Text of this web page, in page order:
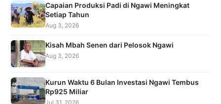
Capaian Produksi Padi di Ngawi Meningkat
Setiap Tahun
Aug 3, 2026
Kisah Mbah Senen dari Pelosok Ngawi
Aug 3, 2026
Kurun Waktu 6 Bulan Investasi Ngawi Tembus
Rp925 Miliar
Jul 31, 2026